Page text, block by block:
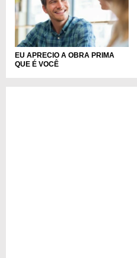
EU APRECIO A OBRA PRIMA
QUE É VOCÊ